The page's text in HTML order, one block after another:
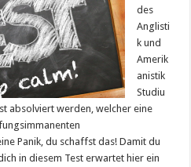
des
Anglisti
k und
Amerik
anistik
Studiu
absolviert werden, welcher eine
Panik, du schaffst das! Damit du
in diesem Test erwartet hier ein